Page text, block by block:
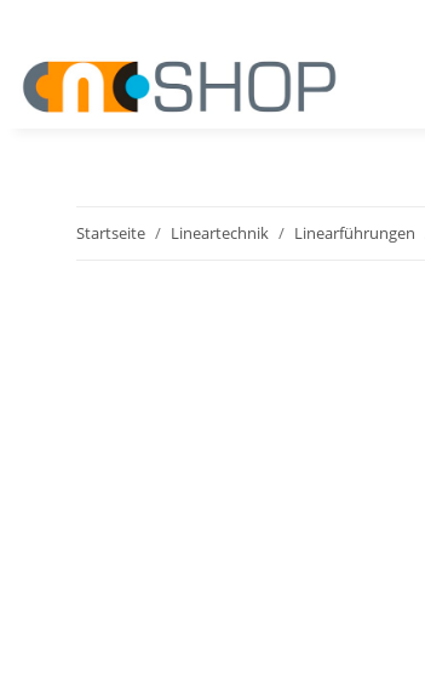
Startseite Lineartechnik Linearführungen